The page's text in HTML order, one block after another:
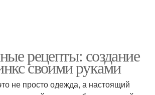
рецепты: создание
своими руками
не просто одежда, а настоящий